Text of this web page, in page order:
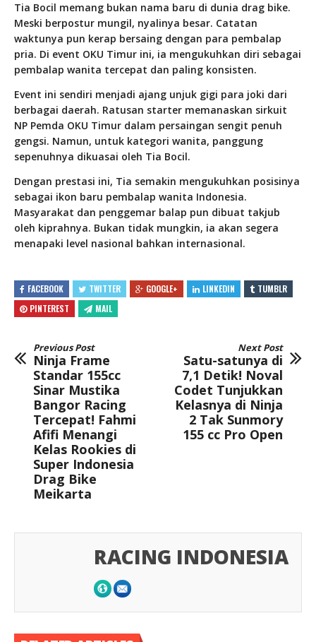
Tia Bocil memang bukan nama baru di dunia drag bike.
Meski berpostur mungil, nyalinya besar. Catatan
waktunya pun kerap bersaing dengan para pembalap
pria. Di event OKU Timur ini, ia mengukuhkan diri sebagai
pembalap wanita tercepat dan paling konsisten.
Event ini sendiri menjadi ajang unjuk gigi para joki dari
berbagai daerah. Ratusan starter memanaskan sirkuit
NP Pemda OKU Timur dalam persaingan sengit penuh
gengsi. Namun, untuk kategori wanita, panggung
sepenuhnya dikuasai oleh Tia Bocil.
Dengan prestasi ini, Tia semakin mengukuhkan posisinya
sebagai ikon baru pembalap wanita Indonesia.
Masyarakat dan penggemar balap pun dibuat takjub
oleh kiprahnya. Bukan tidak mungkin, ia akan segera
menapaki level nasional bahkan internasional.
FACEBOOK TWITTER GOOGLE+ LINKEDIN
TUMBLR
PINTEREST
MAIL
Previous Post
Ninja Frame
Standar 155cc
Sinar Mustika
Bangor Racing
Tercepat! Fahmi
Afifi Menangi
Kelas Rookies di
Super Indonesia
Drag Bike
Meikarta
Next Post
Satu-satunya di
7,1 Detik! Noval
Codet Tunjukkan
Kelasnya di Ninja
2 Tak Sunmory
155 cc Pro Open
RACING INDONESIA